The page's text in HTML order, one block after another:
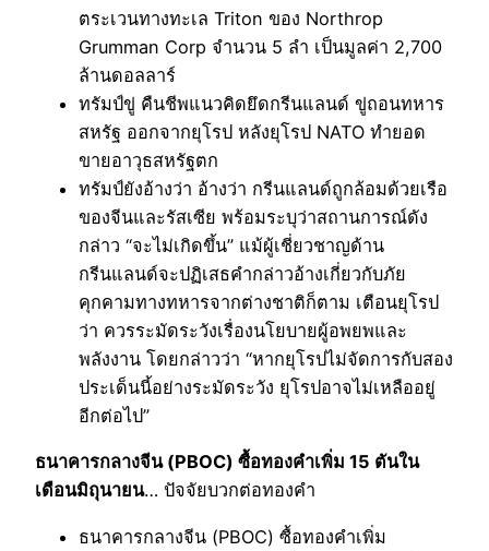
ตระเวนทางทะเล Triton ของ Northrop
Grumman Corp จำนวน 5 ลำ เป็นมูลค่า 2,700
ล้านดอลลาร์
ทรัมป์ขู่ คืนชีพแนวคิดยึดกรีนแลนด์ ขู่ถอนทหาร
สหรัฐ ออกจากยุโรป หลังยุโรป NATO ทำยอด
ขายอาวุธสหรัฐตก
ทรัมป์ยังอ้างว่า อ้างว่า กรีนแลนด์ถูกล้อมด้วยเรือ
ของจีนและรัสเซีย พร้อมระบุว่าสถานการณ์ดัง
กล่าว “จะไม่เกิดขึ้น” แม้ผู้เชี่ยวชาญด้าน
กรีนแลนด์จะปฏิเสธคำกล่าวอ้างเกี่ยวกับภัย
คุกคามทางทหารจากต่างชาติก็ตาม เตือนยุโรป
ว่า ควรระมัดระวังเรื่องนโยบายผู้อพยพและ
พลังงาน โดยกล่าวว่า “หากยุโรปไม่จัดการกับสอง
ประเด็นนี้อย่างระมัดระวัง ยุโรปอาจไม่เหลืออยู่
อีกต่อไป”
ธนาคารกลางจีน (PBOC) ซื้อทองคำเพิ่ม 15 ตันใน
เดือนมิถุนายน… ปัจจัยบวกต่อทองคำ
ธนาคารกลางจีน (PBOC) ซื้อทองคำเพิ่ม